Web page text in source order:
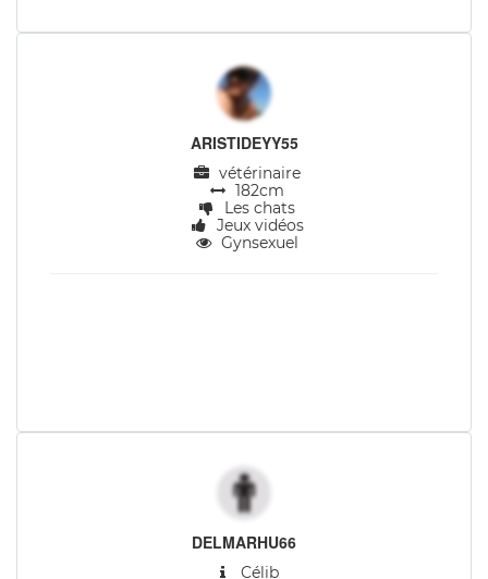
ARISTIDEYY55
vétérinaire
182cm
Les chats
Jeux vidéos
Gynsexuel
DELMARHU66
Célib